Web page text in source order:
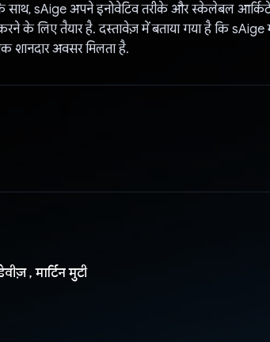
साथ, sAige अपने इनोवेटिव तरीके और स्केलेबल
के लिए तैयार है. दस्तावेज़ में बताया गया है कि
अवसर मिलता है.
, मार्टिन मुटी